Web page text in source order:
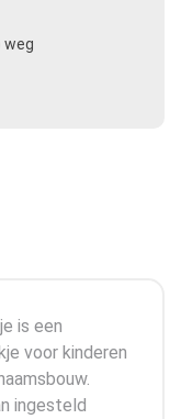
weg
is een
voor kinderen
ingesteld